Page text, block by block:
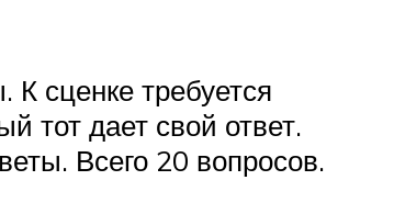
сценке требуется
тот дает свой ответ.
Всего 20 вопросов.